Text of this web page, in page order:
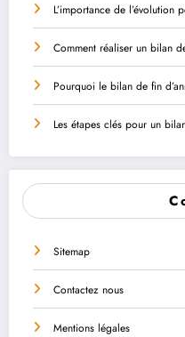
L’importance de
Comment réaliser un bilan
Pourquoi le bilan de fin
Les étapes clés pour un
Sitemap
Contactez nous
Mentions légales